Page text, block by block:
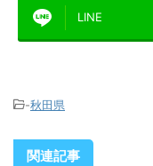
LINE
-秋田県
関連記事